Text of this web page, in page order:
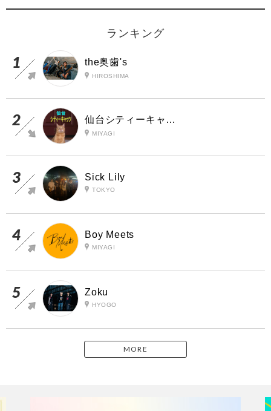
ランキング
the奥歯's
HIROSHIMA
仙台シティーキャッツ
MIYAGI
Sick Lily
TOKYO
Boy Meets
MIYAGI
Zoku
HYOGO
MORE